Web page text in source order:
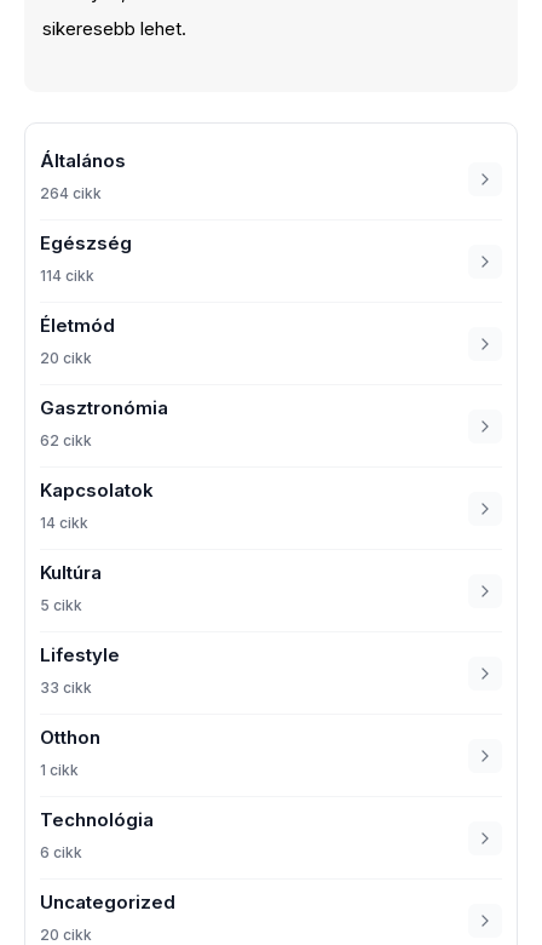
sikeresebb lehet.
Általános
264 cikk
Egészség
114 cikk
Életmód
20 cikk
Gasztronómia
62 cikk
Kapcsolatok
14 cikk
Kultúra
5 cikk
Lifestyle
33 cikk
Otthon
1 cikk
Technológia
6 cikk
Uncategorized
20 cikk